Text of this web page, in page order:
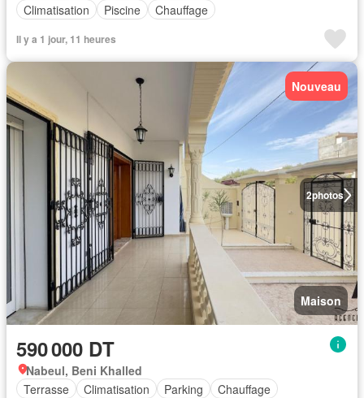
Climatisation
Piscine Chauffage
Il y a 1 jour, 11 heures
2photos
Nouveau
Maison
590 000 DT
Nabeul, Beni Khalled
Terrasse
Climatisation Parking Chauffage